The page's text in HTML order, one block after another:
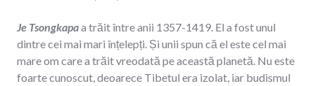
Je Tsongkapaa trăit între anii 1357-1419. El a fost unul
dintre cei mai mari înțelepți. Și unii spun că el este cel mai
mare om care a trăit vreodată pe această planetă. Nu este
foarte cunoscut, deoarece Tibetul era izolat, iar budismul